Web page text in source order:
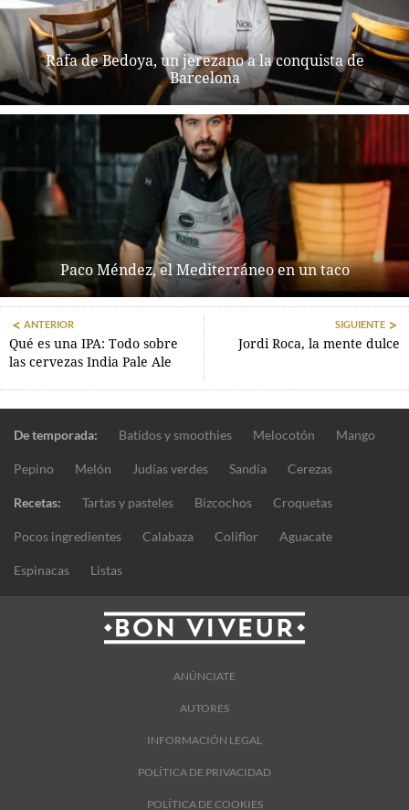
Rafa de Bedoya, un jerezano a la conquista de
Barcelona
Paco Méndez, el Mediterráneo en un taco
ANTERIOR
Qué es una IPA: Todo sobre
las cervezas India Pale Ale
SIGUIENTE
Jordi Roca, la mente dulce
De temporada: Batidos y smoothies Melocotón Mango
Pepino Melón Judías verdes Sandía Cerezas
Recetas: Tartas y pasteles Bizcochos Croquetas
Pocos ingredientes Calabaza Coliflor Aguacate
Espinacas Listas
ANÚNCIATE
AUTORES
INFORMACIÓN LEGAL
POLÍTICA DE PRIVACIDAD
POLÍTICA DE COOKIES